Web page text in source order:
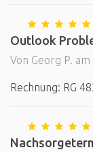
Outlook
Von Georg P.
Rechnung: RG